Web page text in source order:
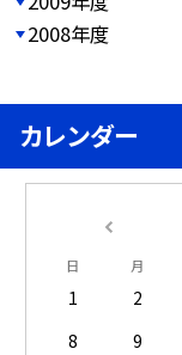
2008年度
カレンダー
日 月
1 2
8
9